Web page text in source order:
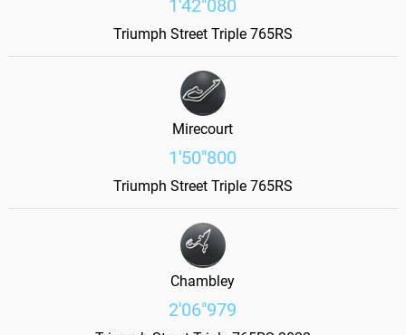
1'42"080
Triumph Street Triple 765RS
1'50"800
Triumph Street Triple 765RS
Mirecourt
2'06"979
Chambley